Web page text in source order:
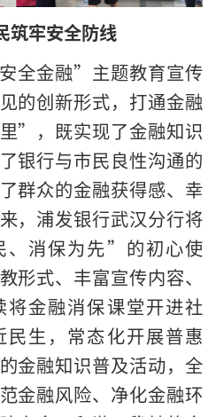
筑牢安全防线
全金融”主题教育宣传
的创新形式，打通金融
”，既实现了金融知识
银行与市民良性沟通的
群众的金融获得感、幸
，浦发银行武汉分行将
消保为先”的初心使
形式、丰富宣传内容、
金融消保课堂开进社
生，常态化开展普惠
金融知识普及活动，全
金融风险、净化金融环